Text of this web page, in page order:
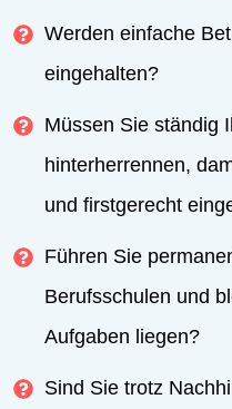
Werden einfache
eingehalten?
Müssen Sie ständig
hinterherrennen,
und firstgerecht
Führen Sie
Berufsschulen und
Aufgaben liegen?
Sind Sie trotz